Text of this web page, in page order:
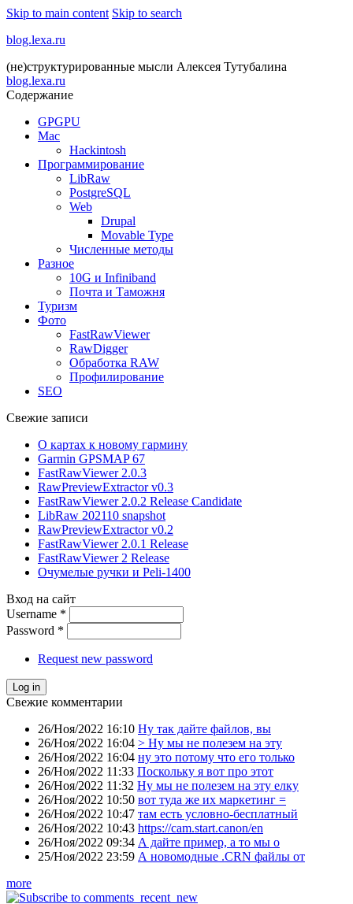
Skip to main content Skip to search
blog.lexa.ru
(не)структурированные мысли Алексея Тутубалина
blog.lexa.ru
Содержание
GPGPU
Mac
Hackintosh
Программирование
LibRaw
PostgreSQL
Web
Drupal
Movable Type
Численные методы
Разное
10G и Infiniband
Почта и Таможня
Туризм
Фото
FastRawViewer
RawDigger
Обработка RAW
Профилирование
SEO
Свежие записи
О картах к новому гармину
Garmin GPSMAP 67
FastRawViewer 2.0.3
RawPreviewExtractor v0.3
FastRawViewer 2.0.2 Release Candidate
LibRaw 202110 snapshot
RawPreviewExtractor v0.2
FastRawViewer 2.0.1 Release
FastRawViewer 2 Release
Очумелые ручки и Peli-1400
Вход на сайт
Username *
Password *
Request new password
Свежие комментарии
26/Ноя/2022 16:10 Ну так дайте файлов, вы
26/Ноя/2022 16:04 > Ну мы не полезем на эту
26/Ноя/2022 16:04 ну это потому что его только
26/Ноя/2022 11:33 Поскольку я вот про этот
26/Ноя/2022 11:32 Ну мы не полезем на эту елку
26/Ноя/2022 10:50 вот туда же их маркетинг =
26/Ноя/2022 10:47 там есть условно-бесплатный
26/Ноя/2022 10:43 https://cam.start.canon/en
26/Ноя/2022 09:34 А дайте пример, а то мы о
25/Ноя/2022 23:59 А новомодные .CRN файлы от
more